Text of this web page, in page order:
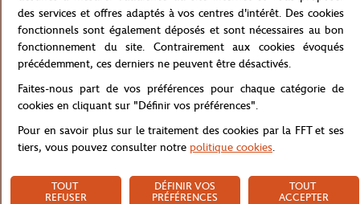
A remplir
Référence :RPOB0318-BLX
Caractéristiques
Livraison et retours
des services et offres adaptés à vos centres d'intérêt. Des cookies
fonctionnels sont également déposés et sont nécessaires au bon
fonctionnement du site. Contrairement aux cookies évoqués
précédemment, ces derniers ne peuvent être désactivés.
Faites-nous part de vos préférences pour chaque catégorie de
cookies en cliquant sur "Définir vos préférences".
Pour en savoir plus sur le traitement des cookies par la FFT et ses
tiers, vous pouvez consulter notre politique cookies.
TOUT
REFUSER
DÉFINIR VOS
PRÉFÉRENCES
TOUT
ACCEPTER